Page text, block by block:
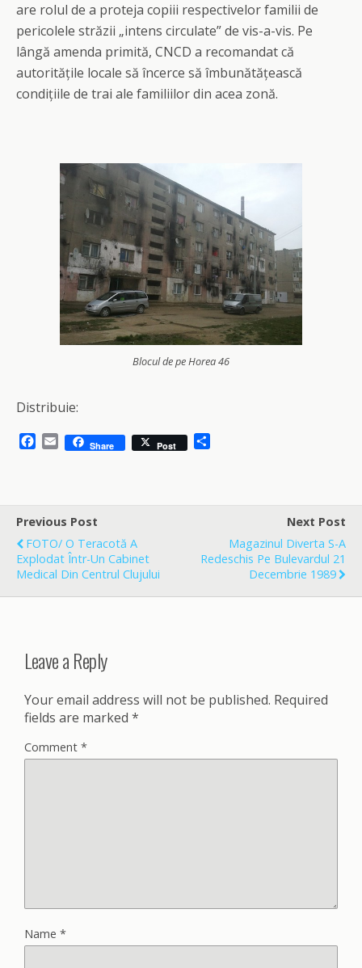
are rolul de a proteja copiii respectivelor familii de
pericolele străzii „intens circulate” de vis-a-vis. Pe
lângă amenda primită, CNCD a recomandat că
autoritățile locale să încerce să îmbunătățească
condițiile de trai ale familiilor din acea zonă.
Blocul de pe Horea 46
Distribuie:
b
o
o
k
E
l
Share Post
e
Previous Post
FOTO/ O Teracotă A
Explodat Într-Un Cabinet
Medical Din Centrul Clujului
Next Post
Magazinul Diverta S-A
Redeschis Pe Bulevardul 21
Decembrie 1989
Leave a Reply
Your email address will not be published. Required
fields are marked *
Comment *
Name *